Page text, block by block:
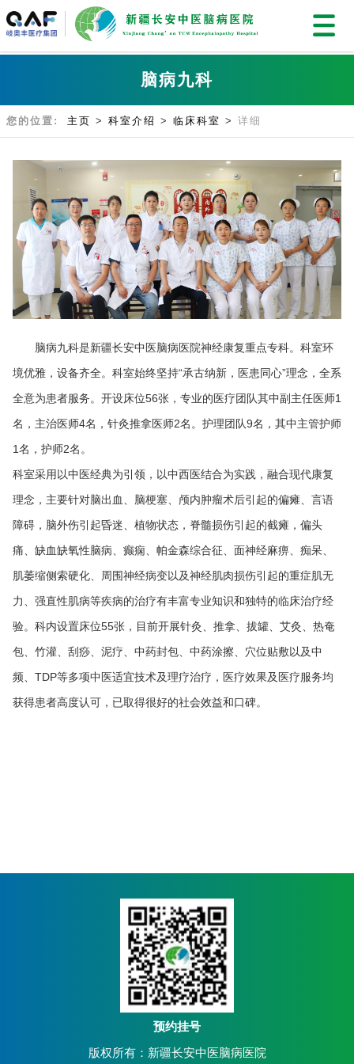
脑病九科
您的位置: 主页 > 科室介绍 > 临床科室 > 详细
脑病九科是新疆长安中医脑病医院神经康复重点专科。科室环
境优雅，设备齐全。科室始终坚持“承古纳新，医患同心”理念，全系
全意为患者服务。开设床位56张，专业的医疗团队其中副主任医师1
名，主治医师4名，针灸推拿医师2名。护理团队9名，其中主管护师
1名，护师2名。
科室采用以中医经典为引领，以中西医结合为实践，融合现代康复
理念，主要针对脑出血、脑梗塞、颅内肿瘤术后引起的偏瘫、言语
障碍，脑外伤引起昏迷、植物状态，脊髓损伤引起的截瘫，偏头
痛、缺血缺氧性脑病、癫痫、帕金森综合征、面神经麻痹、痴呆、
肌萎缩侧索硬化、周围神经病变以及神经肌肉损伤引起的重症肌无
力、强直性肌病等疾病的治疗有丰富专业知识和独特的临床治疗经
验。科内设置床位55张，目前开展针灸、推拿、拔罐、艾灸、热奄
包、竹灌、刮痧、泥疗、中药封包、中药涂擦、穴位贴敷以及中
频、TDP等多项中医适宜技术及理疗治疗，医疗效果及医疗服务均
获得患者高度认可，已取得很好的社会效益和口碑。
预约挂号
版权所有：新疆长安中医脑病医院